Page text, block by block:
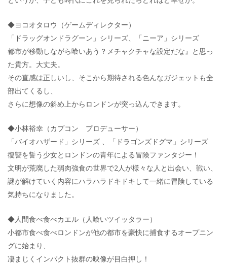
◆ヨコオタロウ（ゲームディレクター）
「ドラッグオンドラグーン」シリーズ、「ニーア」シリーズ
都市が移動しながら喰いあう？メチャクチャな設定だな』と思っ
た貴方。大丈夫。
その直感は正しいし、そこから期待される色んなガジェットも全
部出てくるし、
さらに想像の斜め上からロンドンが突っ込んできます。
◆小林裕幸（カプコン プロデューサー）
「バイオハザード」シリーズ 、「ドラゴンズドグマ」シリーズ
復讐を誓う少女とロンドンの青年による冒険ファンタジー！
文明が荒廃した弱肉強食の世界で2人が様々な人と出会い、戦い、
謎が解けていく内容にハラハラドキドキして一緒に冒険している
気持ちになりました。
◆人間食べ食べカエル（人喰いツイッタラー）
小都市食べ食べロンドンが他の都市を豪快に捕食するオープニン
グに始まり、
凄まじくインパクト抜群の映像が目白押し！